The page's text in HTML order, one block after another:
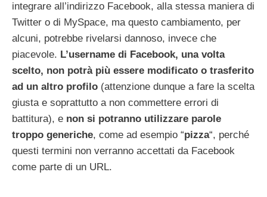
integrare all’indirizzo Facebook, alla stessa maniera di
Twitter o di MySpace, ma questo cambiamento, per
alcuni, potrebbe rivelarsi dannoso, invece che
piacevole. L’username di Facebook, una volta
scelto, non potrà più essere modificato o trasferito
ad un altro profilo (attenzione dunque a fare la scelta
giusta e soprattutto a non commettere errori di
battitura), e non si potranno utilizzare parole
troppo generiche, come ad esempio “pizza“, perché
questi termini non verranno accettati da Facebook
come parte di un URL.